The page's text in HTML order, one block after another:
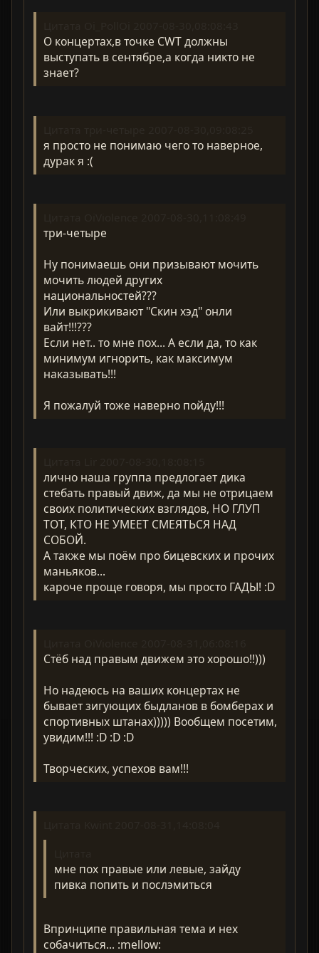
О концертах,в точке CWT должны
выступать в сентябре,а когда никто не
знает?
я просто не понимаю чего то наверное,
дурак я :(
три-четыре
Ну понимаешь они призывают мочить
мочить людей других
национальностей???
Или выкрикивают "Скин хэд" онли
вайт!!!???
Если нет.. то мне пох... А если да, то как
минимум игнорить, как максимум
наказывать!!!
Я пожалуй тоже наверно пойду!!!
лично наша группа предлогает дика
стебать правый движ, да мы не отрицаем
своих политических взглядов, НО ГЛУП
ТОТ, КТО НЕ УМЕЕТ СМЕЯТЬСЯ НАД
СОБОЙ.
А также мы поём про бицевских и прочих
маньяков...
кароче проще говоря, мы просто ГАДЫ! :D
Стёб над правым движем это хорошо!!)))
Но надеюсь на ваших концертах не
бывает зигующих быдланов в бомберах и
спортивных штанах))))) Вообщем посетим,
увидим!!! :D :D :D
Творческих, успехов вам!!!
мне пох правые или левые, зайду
пивка попить и послэмиться
Впринципе правильная тема и нех
собачиться... :mellow: